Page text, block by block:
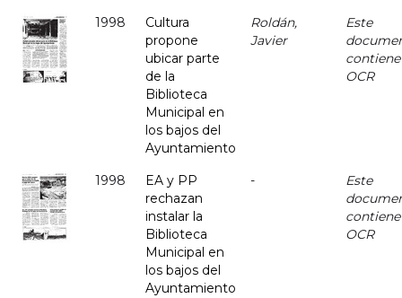
1998
Cultura
propone
ubicar parte
de la
Biblioteca
Municipal en
los bajos del
Ayuntamiento
Roldán,
Javier
Este
contiene
OCR
1998
EA y PP
rechazan
instalar la
Biblioteca
Municipal en
los bajos del
Ayuntamiento
-
Este
contiene
OCR